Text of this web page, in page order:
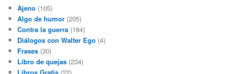
Ajeno (105)
Algo de humor (205)
Contra la guerra (184)
Diálogos con Walter Ego (4)
Frases (30)
Libro de quejas (234)
Libros Gratis (22)